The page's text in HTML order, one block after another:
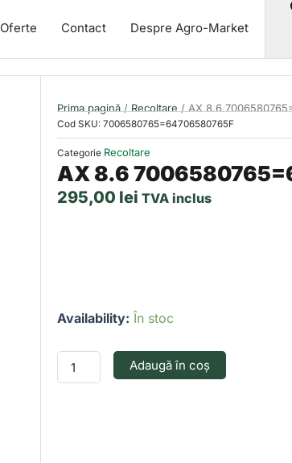
Oferte Contact Despre Agro-Market
Prima pagină / Recoltare / AX 8.6
Cod SKU: 7006580765=64706580765F
Categorie Recoltare
AX 8.6
295,00 lei TVA inclus
Availability: În stoc
AX
7006580765=64706580765F
Adaugă în coș